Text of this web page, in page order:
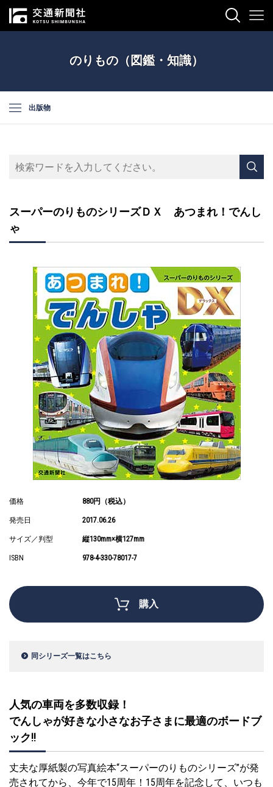
のりもの（図鑑・知識）
出版物
スーパーのりものシリーズＤＸ あつまれ！でんし
ゃ
価格 880円（税込）
発売日 2017.06.26
サイズ／判型 縦130mm×横127mm
ISBN 978-4-330-78017-7
購入
同シリーズ一覧はこちら
人気の車両を多数収録！
でんしゃが好きな小さなお子さまに最適のボードブ
ック!!
丈夫な厚紙製の写真絵本“スーパーのりものシリーズ”が発
売されてから、今年で15周年！15周年を記念して、いつも